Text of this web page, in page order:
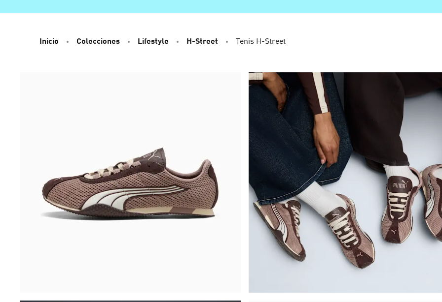
Inicio Colecciones Lifestyle H-Street Tenis H-Street